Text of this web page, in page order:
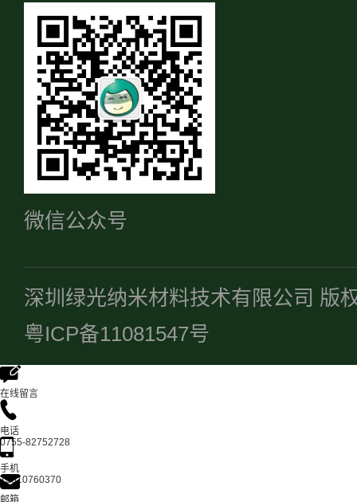
微信公众号
深圳绿光纳米材料技术有限公司 版
粤ICP备11081547号
在线留言
电话
0755-82752728
手机
13510760370
邮箱